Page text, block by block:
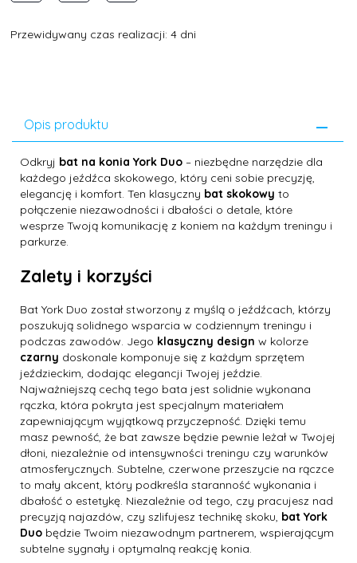
Przewidywany czas realizacji: 4 dni
Opis produktu
Odkryj bat na konia York Duo – niezbędne narzędzie dla
każdego jeźdźca skokowego, który ceni sobie precyzję,
elegancję i komfort. Ten klasyczny bat skokowy to
połączenie niezawodności i dbałości o detale, które
wesprze Twoją komunikację z koniem na każdym treningu i
parkurze.
Zalety i korzyści
Bat York Duo został stworzony z myślą o jeźdźcach, którzy
poszukują solidnego wsparcia w codziennym treningu i
podczas zawodów. Jego klasyczny design w kolorze
czarny doskonale komponuje się z każdym sprzętem
jeździeckim, dodając elegancji Twojej jeździe.
Najważniejszą cechą tego bata jest solidnie wykonana
rączka, która pokryta jest specjalnym materiałem
zapewniającym wyjątkową przyczepność. Dzięki temu
masz pewność, że bat zawsze będzie pewnie leżał w Twojej
dłoni, niezależnie od intensywności treningu czy warunków
atmosferycznych. Subtelne, czerwone przeszycie na rączce
to mały akcent, który podkreśla staranność wykonania i
dbałość o estetykę. Niezależnie od tego, czy pracujesz nad
precyzją najazdów, czy szlifujesz technikę skoku, bat York
Duo będzie Twoim niezawodnym partnerem, wspierającym
subtelne sygnały i optymalną reakcję konia.